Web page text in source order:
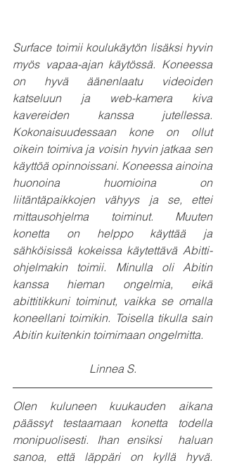
Surface toimii koulukäytön lisäksi hyvin
myös vapaa-ajan käytössä. Koneessa
on hyvä äänenlaatu videoiden
katseluun ja web-kamera kiva
kavereiden kanssa jutellessa.
Kokonaisuudessaan kone on ollut
oikein toimiva ja voisin hyvin jatkaa sen
käyttöä opinnoissani. Koneessa ainoina
huonoina huomioina on
liitäntäpaikkojen vähyys ja se, ettei
mittausohjelma toiminut. Muuten
konetta on helppo käyttää ja
sähköisissä kokeissa käytettävä Abitti-
ohjelmakin toimii. Minulla oli Abitin
kanssa hieman ongelmia, eikä
abittitikkuni toiminut, vaikka se omalla
koneellani toimikin. Toisella tikulla sain
Abitin kuitenkin toimimaan ongelmitta.
Linnea S.
Olen kuluneen kuukauden aikana
päässyt testaamaan konetta todella
monipuolisesti. Ihan ensiksi  haluan
sanoa, että läppäri on kyllä hyvä.